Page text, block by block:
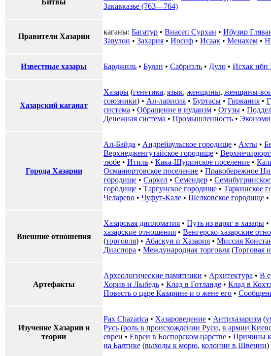
Битвы
Закавказье (763—764)
Правители Хазарии
каганы: Багатур • Внасеп Сурхан • Ибузир
Завулон • Захария • Иосиф • Исаак • Менахем •
Известные хазары Барджиль • Булан • Сабриэль • Дуло • Исхак ибн
Хазарский каганат
Хазары (генетика, язык, женщины, женщины-
союзники) • Ал-ларисия • Буртасы • Гиркания •
система • Обращение в иудаизм • Огузы •
Денежная система • Промышленность •
Города Хазарии
Ал-Байда • Андрейаульское городище • Ахты •
Верхнедженгутайское городище •
тюбе • Итиль • Кака-Шуринское поселение •
Османюртовское поселение • Правобережное
городище • Саркел • Семендер •
городище • Таргунское городище • Таркинское
Челарево • Чуфут-Кале • Шелковское городище •
Внешние отношения
Хазарская дипломатия • Путь из варяг в хазары •
хазарские отношения • Венгерско-хазарские
(торговля) • Абаскун и Хазария • Миссия
Диаспора • Международная торговля (Торговая
Артефакты
Археологические памятники • Архитектура • В
Хорив и Лыбедь • Клад в Готланде • Клад в
Повесть о царе Казарине и о жене его •
Изучение Хазарии и
теории
Pax Chazarica • Хазароведение • Антихазаризм (
Русь (роль в происхождении Руси, в армии
евреи • Евреи в Боспорском царстве • Причины
на Балтике (выходы к морю, колонии в Швеции)